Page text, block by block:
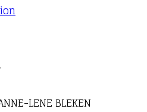
LENE BLEKEN